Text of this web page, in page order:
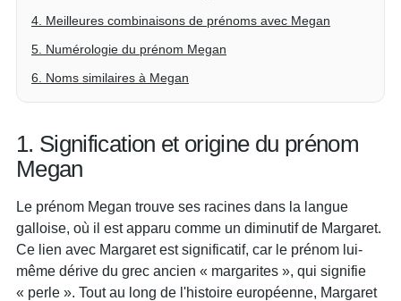
4. Meilleures combinaisons de prénoms avec Megan
5. Numérologie du prénom Megan
6. Noms similaires à Megan
1. Signification et origine du prénom
Megan
Le prénom Megan trouve ses racines dans la langue
galloise, où il est apparu comme un diminutif de Margaret.
Ce lien avec Margaret est significatif, car le prénom lui-
même dérive du grec ancien « margarites », qui signifie
« perle ». Tout au long de l'histoire européenne, Margaret